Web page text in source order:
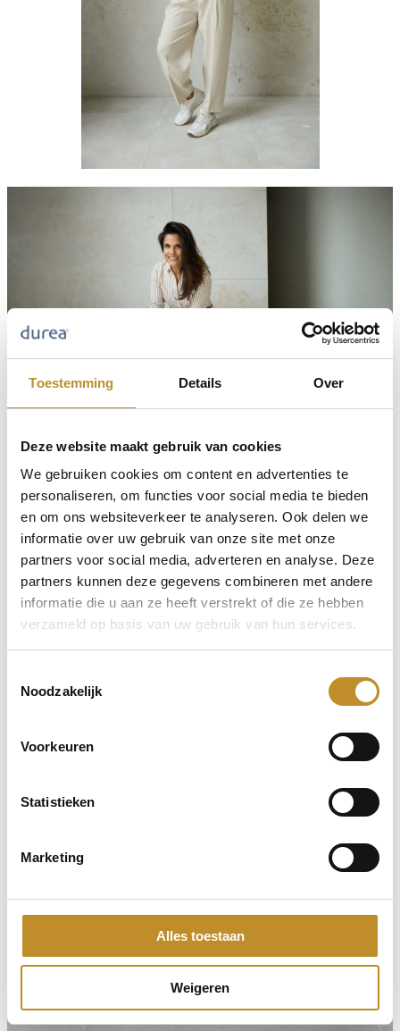
Toestemming Details Over
Deze website maakt gebruik van cookies
We gebruiken cookies om content en advertenties te
personaliseren, om functies voor social media te bieden
en om ons websiteverkeer te analyseren. Ook delen we
informatie over uw gebruik van onze site met onze
partners voor social media, adverteren en analyse. Deze
partners kunnen deze gegevens combineren met andere
informatie die u aan ze heeft verstrekt of die ze hebben
verzameld op basis van uw gebruik van hun services.
Noodzakelijk
Voorkeuren
Statistieken
Marketing
Alles toestaan
Weigeren